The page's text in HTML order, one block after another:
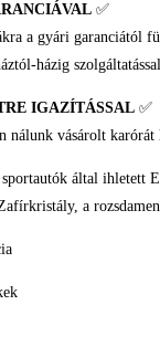
✅
a gyári garanciától
házig
IGAZÍTÁSSAL ✅
nálunk vásárolt karórát
által ihletett
a